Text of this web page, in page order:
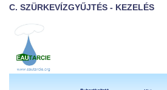
C. SZÜRKEVÍZGYŰJTÉS - KEZELÉS